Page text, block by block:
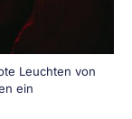
Leuchten von
ein